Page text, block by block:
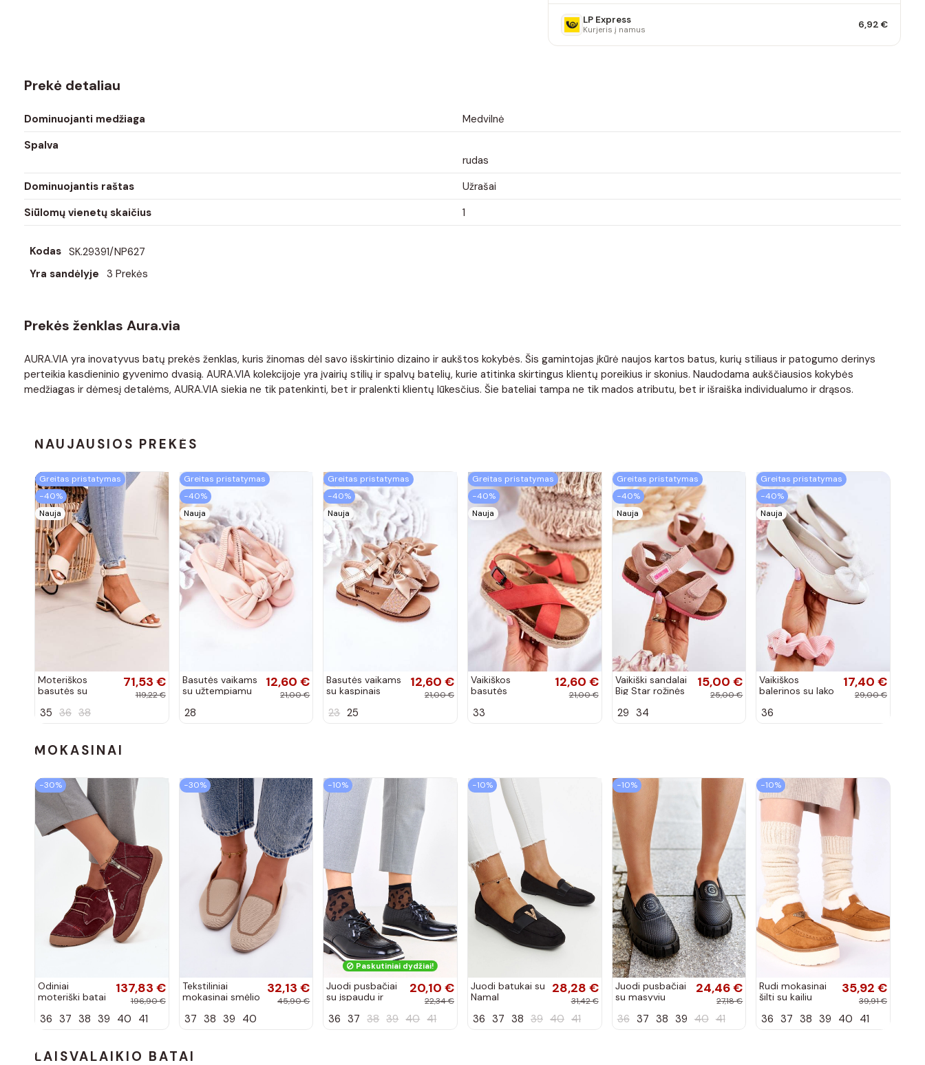
LP Express
Kurjeris į namus 6,92 €
Prekė detaliau
Dominuojanti medžiaga
Medvilnė
Spalva
rudas
Dominuojantis raštas
Užrašai
Siūlomų vienetų skaičius
1
Kodas SK.29391/NP627
Yra sandėlyje 3 Prekės
Prekės ženklas Aura.via
AURA.VIA yra inovatyvus batų prekės ženklas, kuris žinomas dėl savo išskirtinio dizaino ir aukštos kokybės. Šis gamintojas įkūrė naujos kartos batus, kurių stiliaus ir patogumo derinys
perteikia kasdieninio gyvenimo dvasią. AURA.VIA kolekcijoje yra įvairių stilių ir spalvų batelių, kurie atitinka skirtingus klientų poreikius ir skonius. Naudodama aukščiausios kokybės
medžiagas ir dėmesį detalėms, AURA.VIA siekia ne tik patenkinti, bet ir pralenkti klientų lūkesčius. Šie bateliai tampa ne tik mados atributu, bet ir išraiška individualumo ir drąsos.
NAUJAUSIOS PREKĖS
Greitas pristatymas
−40%
Nauja
Moteriškos
basutės su
kulniukais Laura
71,53 €
119,22 €
35 36 38
Greitas pristatymas
−40%
Nauja
Basutės vaikams
su užtempiamu
spalvos
12,60 €
21,00 €
28
Greitas pristatymas
−40%
Nauja
Basutės vaikams
su kaspinais
12,60 €
21,00 €
23 25
Greitas pristatymas
−40%
Nauja
Vaikiškos
basutės
12,60 €
21,00 €
33
Greitas pristatymas
−40%
Nauja
Vaikiški sandalai
Big Star rožinės
15,00 €
25,00 €
29 34
Greitas pristatymas
−40%
Nauja
Vaikiškos
balerinos su lako
kaspinais baltos
17,40 €
29,00 €
36
MOKASINAI
−30%
Odiniai
moteriški batai
pilies tipo,
137,83 €
196,90 €
36 37 38 39 40 41
−30%
Tekstiliniai
mokasinai smėlio
32,13 €
45,90 €
37 38 39 40
−10%
Paskutiniai dydžiai!
Juodi pusbačiai
su įspaudu ir
priekiu Kerawa
20,10 €
22,34 €
36 37 38 39 40 41
−10%
Juodi batukai su
Namal
28,28 €
31,42 €
36 37 38 39 40 41
−10%
Juodi pusbačiai
su masyviu
24,46 €
27,18 €
36 37 38 39 40 41
−10%
Rudi mokasinai
šilti su kailiu
35,92 €
39,91 €
36 37 38 39 40 41
LAISVALAIKIO BATAI